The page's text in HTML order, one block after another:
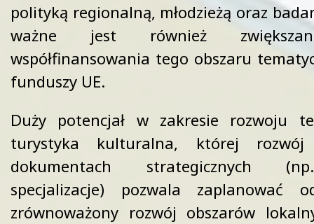
polityką regionalną, młodzieżą oraz
ważne jest również
współfinansowania tego obszaru
funduszy UE.
Duży potencjał w zakresie rozwoju
turystyka kulturalna, której rozwój
dokumentach strategicznych
specjalizacje) pozwala zaplanować
zrównoważony rozwój obszarów